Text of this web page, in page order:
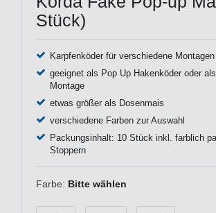
Stück)
Karpfenköder für verschiedene Montagen
geeignet als Pop Up Hakenköder oder
Montage
etwas größer als Dosenmais
verschiedene Farben zur Auswahl
Packungsinhalt: 10 Stück inkl. farblich
Stoppern
Farbe: Bitte wählen